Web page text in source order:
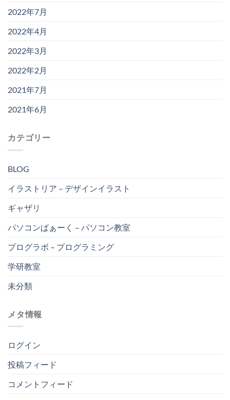
2022年7月
2022年4月
2022年3月
2022年2月
2021年7月
2021年6月
カテゴリー
BLOG
イラストリア – デザインイラスト
ギャザリ
パソコンぱぁーく – パソコン教室
プログラボ – プログラミング
学研教室
未分類
メタ情報
ログイン
投稿フィード
コメントフィード